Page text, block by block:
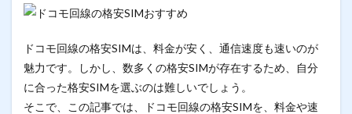
ドコモ回線の格安SIMは、料金が安く、通信速度も速いのが
魅力です。しかし、数多くの格安SIMが存在するため、自分
に合った格安SIMを選ぶのは難しいでしょう。
そこで、この記事では、ドコモ回線の格安SIMを、料金や速